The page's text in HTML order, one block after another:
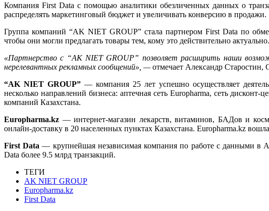
Компания First Data с помощью аналитики обезличенных данных о
распределять маркетинговый бюджет и увеличивать конверсию в продажи.
Группа компаний “AK NIET GROUP” стала партнером First Data по
чтобы они могли предлагать товары тем, кому это действительно актуально.
«Партнерство с “AK NIET GROUP” позволяет расширить наши
нерелевантных рекламных сообщений», —отмечает Александр Старостин,
“AK NIET GROUP” — компания 25 лет успешно осуществляет
несколько направлений бизнеса: аптечная сеть Europharma, сеть
компаний Казахстана.
Europharma.kz — интернет-магазин лекарств, витаминов, БАДов и
онлайн-доставку в 20 населенных пунктах Казахстана. Europharma.kz
First Data — крупнейшая независимая компания по работе с данными в
Data более 9.5 млрд транзакций.
ТЕГИ
AK NIET GROUP
Europharma.kz
First Data